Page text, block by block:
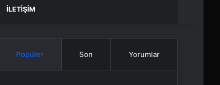
İLETIŞIM
Popüler Son Yorumlar